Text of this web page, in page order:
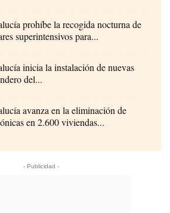
prohíbe la recogida nocturna de
superintensivos para...
inicia la instalación de nuevas
del...
avanza en la eliminación de
en 2.600 viviendas...
- Publicidad -